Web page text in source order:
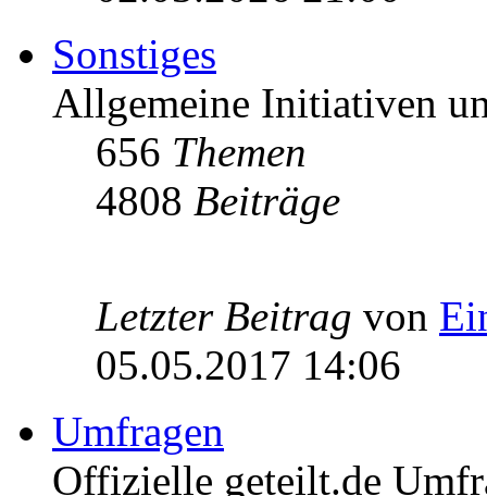
Sonstiges
Allgemeine Initiativen
656 Themen
4808 Beiträge
Letzter Beitrag von
05.05.2017 14:06
Umfragen
Offizielle geteilt.de